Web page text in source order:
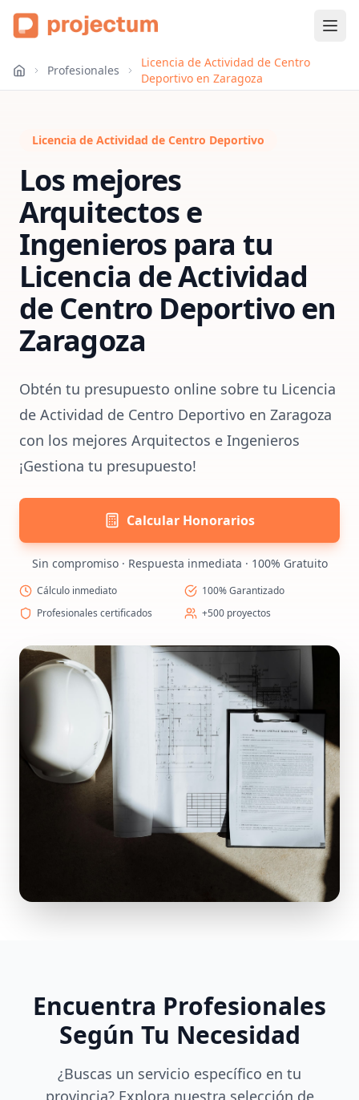
Profesionales
Licencia de Actividad de Centro
Deportivo en Zaragoza
Licencia de Actividad de Centro Deportivo
Los mejores
Arquitectos e
Ingenieros para tu
Licencia de Actividad
de Centro Deportivoen
Zaragoza
Obtén tu presupuesto online sobre tu Licencia
de Actividad de Centro Deportivo en Zaragoza
con los mejores Arquitectos e Ingenieros
¡Gestiona tu presupuesto!
Calcular Honorarios
Sin compromiso · Respuesta inmediata · 100% Gratuito
Cálculo inmediato
100% Garantizado
Profesionales certificados
+500 proyectos
Encuentra Profesionales
Según Tu Necesidad
¿Buscas un servicio específico en tu
provincia? Explora nuestra selección de